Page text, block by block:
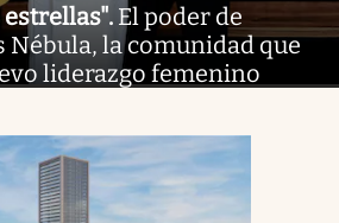
estrellas". El poder de
Nébula, la comunidad que
liderazgo femenino